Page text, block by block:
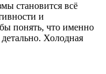
становится всё
и
понять, что именно
Холодная